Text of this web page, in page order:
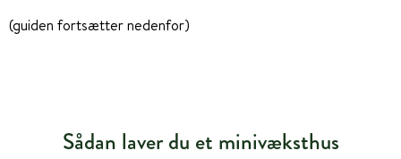
(guiden fortsætter nedenfor)
Sådan laver du et minivæksthus